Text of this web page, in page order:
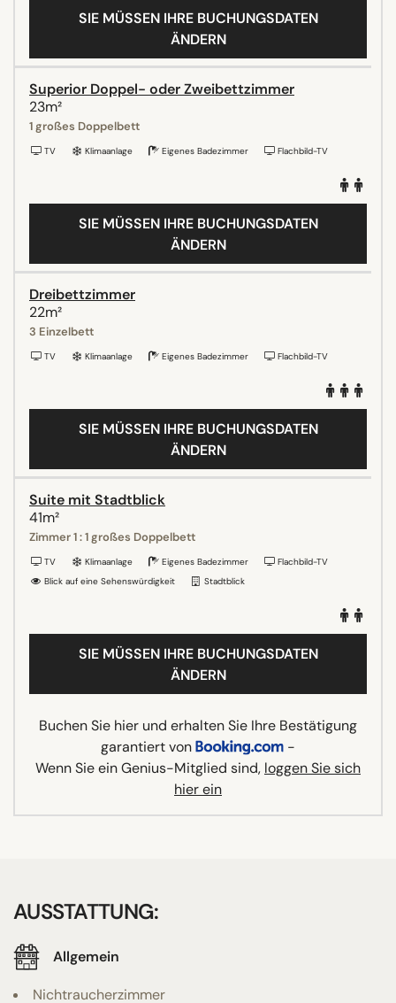
SIE MÜSSEN IHRE BUCHUNGSDATEN
ÄNDERN
Superior Doppel- oder Zweibettzimmer
23m²
1 großes Doppelbett
TV Klimaanlage Eigenes Badezimmer Flachbild-TV
SIE MÜSSEN IHRE BUCHUNGSDATEN
ÄNDERN
Dreibettzimmer
22m²
3 Einzelbett
TV Klimaanlage Eigenes Badezimmer Flachbild-TV
SIE MÜSSEN IHRE BUCHUNGSDATEN
ÄNDERN
Suite mit Stadtblick
41m²
Zimmer 1 : 1 großes Doppelbett
TV Klimaanlage Eigenes Badezimmer
Flachbild-TV
Blick auf eine Sehenswürdigkeit
Stadtblick
SIE MÜSSEN IHRE BUCHUNGSDATEN
ÄNDERN
Buchen Sie hier und erhalten Sie Ihre Bestätigung
garantiert von
-
Wenn Sie ein Genius-Mitglied sind, loggen Sie sich
hier ein
AUSSTATTUNG:
Allgemein
Nichtraucherzimmer